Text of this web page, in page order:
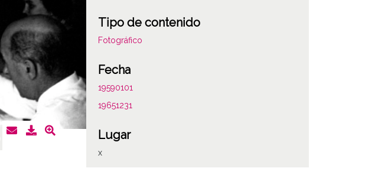
Tipo de contenido
Fotográfico
Fecha
19590101
19651231
Lugar
x